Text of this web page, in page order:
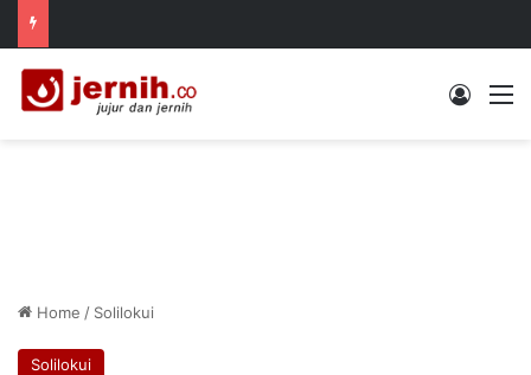
Log In
Home / Solilokui
Solilokui